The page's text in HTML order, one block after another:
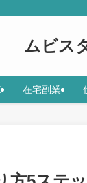
ムビス
在宅副業